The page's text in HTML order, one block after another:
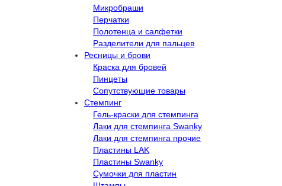
Микробраши
Перчатки
Полотенца и салфетки
Разделители для пальцев
Ресницы и брови
Краска для бровей
Пинцеты
Сопутствующие товары
Стемпинг
Гель-краски для стемпинга
Лаки для стемпинга Swanky
Лаки для стемпинга прочие
Пластины LAK
Пластины Swanky
Сумочки для пластин